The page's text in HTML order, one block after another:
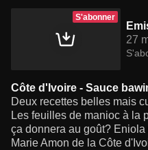
S'abonner
27
Côte d'Ivoire - Sauce
Deux recettes belles mais
Les feuilles de manioc à la
ça donnera au goût?
Marie Amon de la Côte